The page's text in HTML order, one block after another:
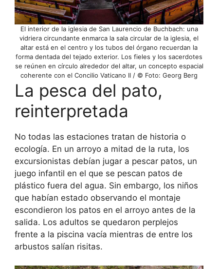
El interior de la iglesia de San Laurencio de Buchbach: una
vidriera circundante enmarca la sala circular de la iglesia, el
altar está en el centro y los tubos del órgano recuerdan la
forma dentada del tejado exterior. Los fieles y los sacerdotes
se reúnen en círculo alrededor del altar, un concepto espacial
coherente con el Concilio Vaticano II / © Foto: Georg Berg
La pesca del pato,
reinterpretada
No todas las estaciones tratan de historia o
ecología. En un arroyo a mitad de la ruta, los
excursionistas debían jugar a pescar patos, un
juego infantil en el que se pescan patos de
plástico fuera del agua. Sin embargo, los niños
que habían estado observando el montaje
escondieron los patos en el arroyo antes de la
salida. Los adultos se quedaron perplejos
frente a la piscina vacía mientras de entre los
arbustos salían risitas.